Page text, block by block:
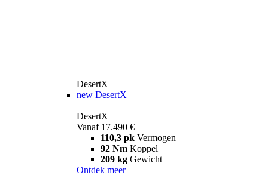
DesertX
new DesertX
DesertX
Vanaf 17.490 €
110,3 pk Vermogen
92 Nm Koppel
209 kg Gewicht
Ontdek meer